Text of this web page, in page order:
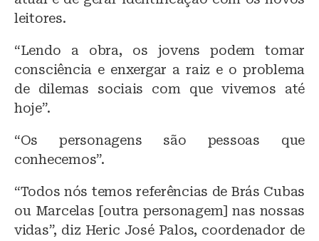
leitores.
“Lendo a obra, os jovens podem tomar
consciência e enxergar a raiz e o problema
de dilemas sociais com que vivemos até
hoje”.
“Os personagens são pessoas que
conhecemos”.
“Todos nós temos referências de Brás Cubas
ou Marcelas [outra personagem] nas nossas
vidas”, diz Heric José Palos, coordenador de